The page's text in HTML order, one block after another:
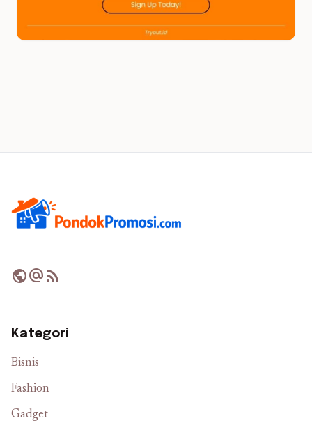
publicalternate_emailrss_feed
Kategori
Bisnis
Fashion
Gadget